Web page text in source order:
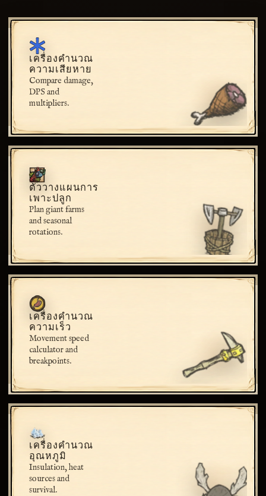
เครื่องคำนวณ
ความเสียหาย
Compare damage,
DPS and
multipliers.
ตัววางแผนการ
เพาะปลูก
Plan giant farms
and seasonal
rotations.
เครื่องคำนวณ
ความเร็ว
Movement speed
calculator and
breakpoints.
เครื่องคำนวณ
อุณหภูมิ
Insulation, heat
sources and
survival.